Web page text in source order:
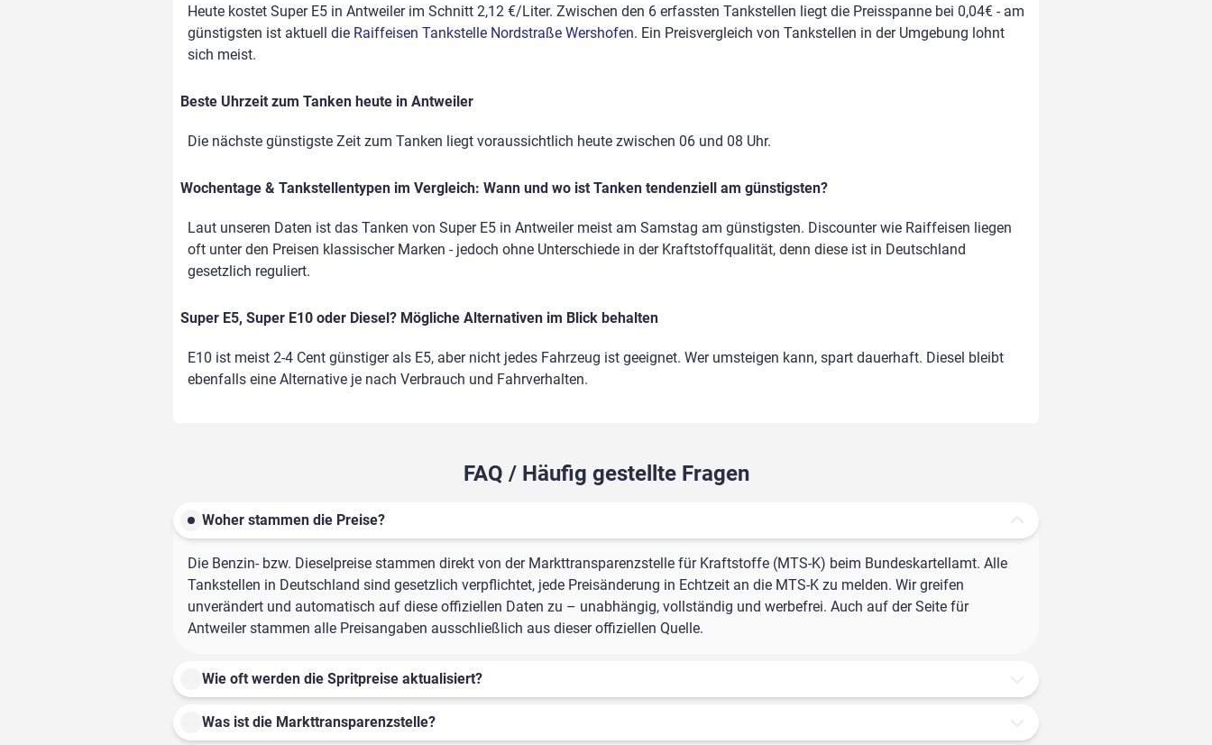
Heute kostet Super E5 in Antweiler im Schnitt 2,12 €/Liter. Zwischen den 6 erfassten Tankstellen liegt die Preisspanne bei 0,04€ - am
günstigsten ist aktuell die Raiffeisen Tankstelle Nordstraße Wershofen. Ein Preisvergleich von Tankstellen in der Umgebung lohnt
sich meist.
Beste Uhrzeit zum Tanken heute in Antweiler
Die nächste günstigste Zeit zum Tanken liegt voraussichtlich heute zwischen 06 und 08 Uhr.
Wochentage & Tankstellentypen im Vergleich: Wann und wo ist Tanken tendenziell am günstigsten?
Laut unseren Daten ist das Tanken von Super E5 in Antweiler meist am Samstag am günstigsten. Discounter wie Raiffeisen liegen
oft unter den Preisen klassischer Marken - jedoch ohne Unterschiede in der Kraftstoffqualität, denn diese ist in Deutschland
gesetzlich reguliert.
Super E5, Super E10 oder Diesel? Mögliche Alternativen im Blick behalten
E10 ist meist 2-4 Cent günstiger als E5, aber nicht jedes Fahrzeug ist geeignet. Wer umsteigen kann, spart dauerhaft. Diesel bleibt
ebenfalls eine Alternative je nach Verbrauch und Fahrverhalten.
FAQ / Häufig gestellte Fragen
Woher stammen die Preise?
Die Benzin- bzw. Dieselpreise stammen direkt von der Markttransparenzstelle für Kraftstoffe (MTS-K) beim Bundeskartellamt. Alle
Tankstellen in Deutschland sind gesetzlich verpflichtet, jede Preisänderung in Echtzeit an die MTS-K zu melden. Wir greifen
unverändert und automatisch auf diese offiziellen Daten zu – unabhängig, vollständig und werbefrei. Auch auf der Seite für
Antweiler stammen alle Preisangaben ausschließlich aus dieser offiziellen Quelle.
Wie oft werden die Spritpreise aktualisiert?
Was ist die Markttransparenzstelle?